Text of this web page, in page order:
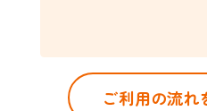
ご利用の流れ